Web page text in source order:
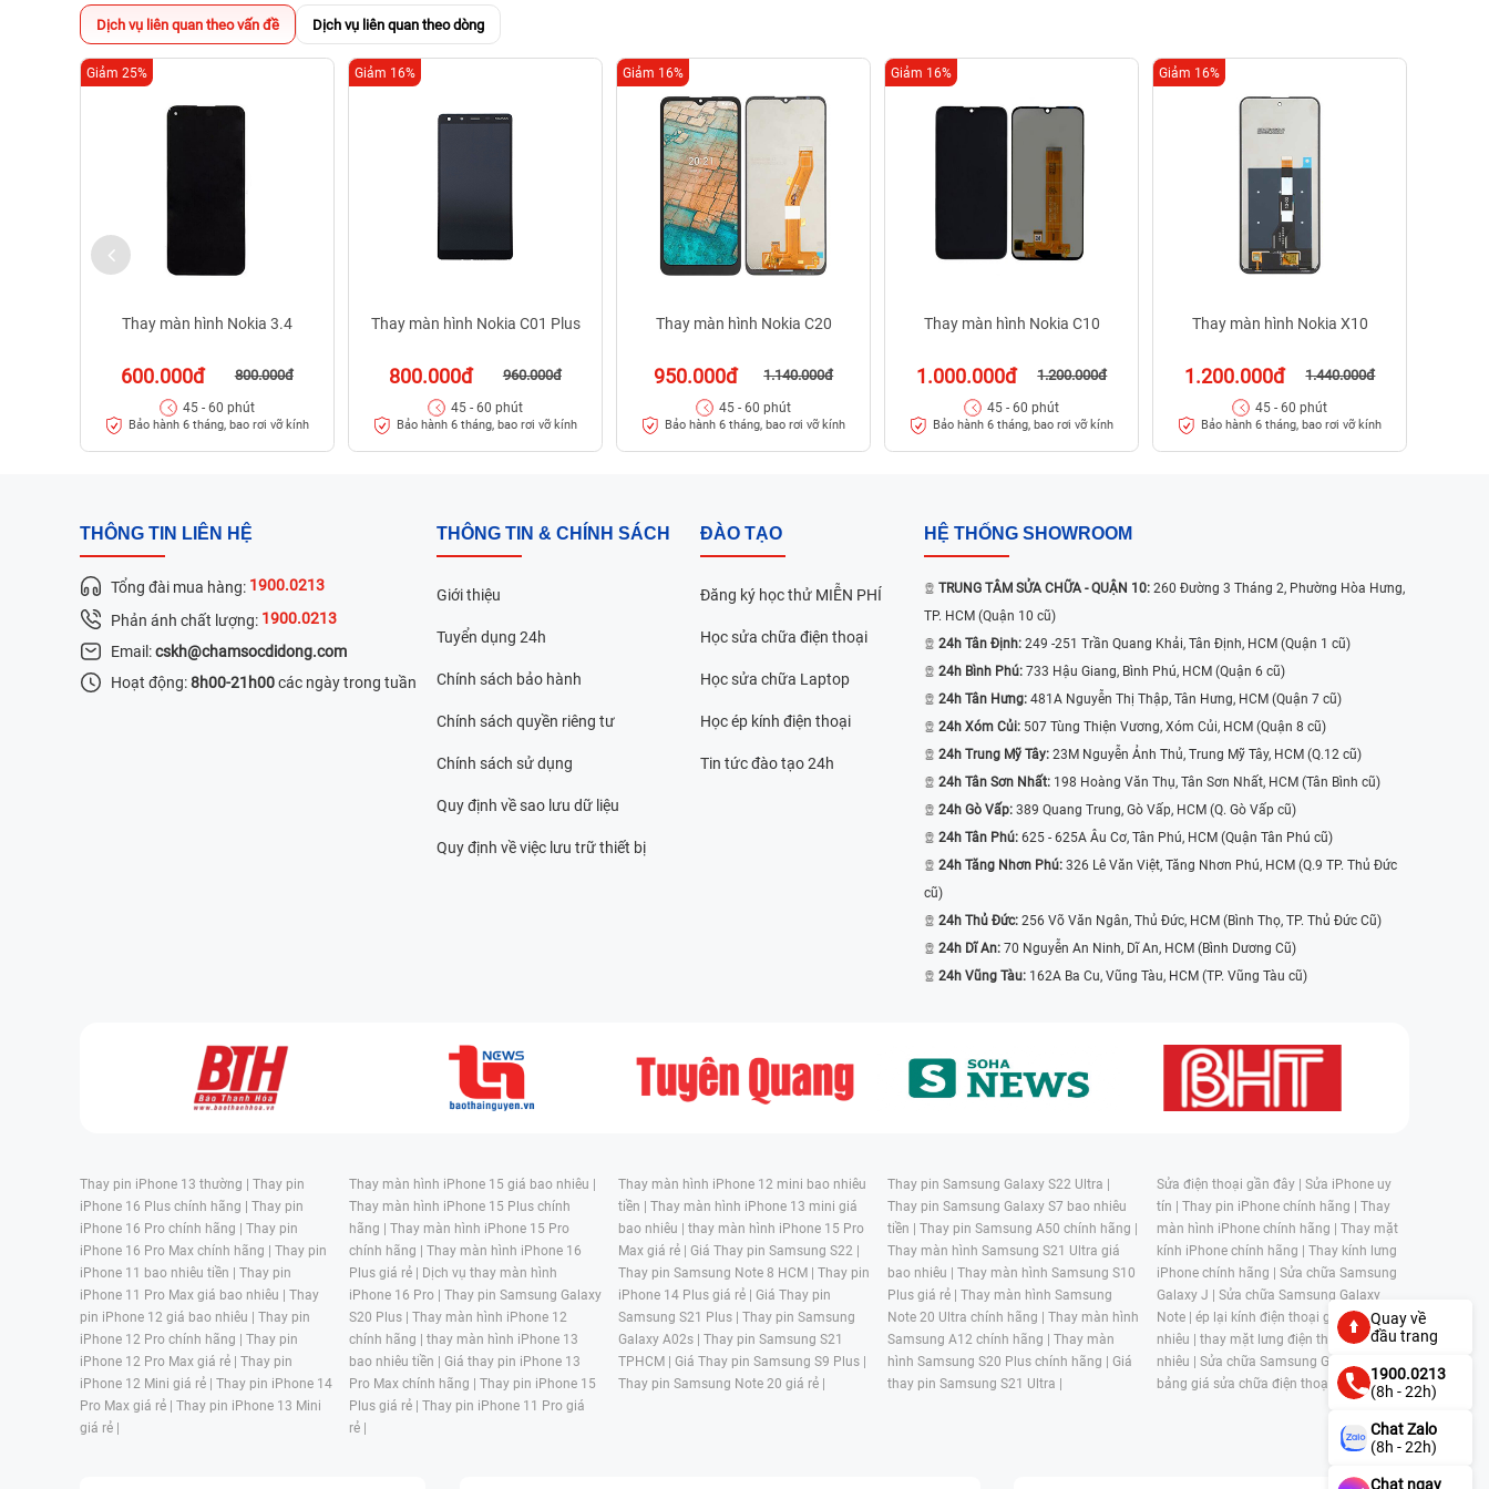
Dịch vụ liên quan theo vấn đề Dịch vụ liên quan theo dòng
Thay màn hình Nokia 3.4
600.000đ 800.000đ
Giảm 25%
45 - 60 phút
Bảo hành 6 tháng, bao rơi vỡ kính
Thay màn hình Nokia C01 Plus
800.000đ 960.000đ
Giảm 16%
45 - 60 phút
Bảo hành 6 tháng, bao rơi vỡ kính
Thay màn hình Nokia C20
950.000đ 1.140.000đ
Giảm 16%
45 - 60 phút
Bảo hành 6 tháng, bao rơi vỡ kính
Thay màn hình Nokia C10
1.000.000đ 1.200.000đ
Giảm 16%
45 - 60 phút
Bảo hành 6 tháng, bao rơi vỡ kính
Thay màn hình Nokia X10
1.200.000đ 1.440.000đ
Giảm 16%
45 - 60 phút
Bảo hành 6 tháng, bao rơi vỡ kính
THÔNG TIN LIÊN HỆ
Tổng đài mua hàng: 1900.0213
Phản ánh chất lượng: 1900.0213
Email:cskh@chamsocdidong.com
Hoạt động:8h00-21h00các ngày trong tuần
THÔNG TIN & CHÍNH SÁCH
Giới thiệu
Tuyển dụng 24h
Chính sách bảo hành
Chính sách quyền riêng tư
Chính sách sử dụng
Quy định về sao lưu dữ liệu
Quy định về việc lưu trữ thiết bị
ĐÀO TẠO
Đăng ký học thử MIỄN PHÍ
Học sửa chữa điện thoại
Học sửa chữa Laptop
Học ép kính điện thoại
Tin tức đào tạo 24h
HỆ THỐNG SHOWROOM
TRUNG TÂM SỬA CHỮA - QUẬN 10: 260 Đường 3 Tháng 2, Phường Hòa Hưng,
TP. HCM (Quận 10 cũ)
24h Tân Định: 249 -251 Trần Quang Khải, Tân Định, HCM (Quận 1 cũ)
24h Bình Phú: 733 Hậu Giang, Bình Phú, HCM (Quận 6 cũ)
24h Tân Hưng: 481A Nguyễn Thị Thập, Tân Hưng, HCM (Quận 7 cũ)
24h Xóm Củi: 507 Tùng Thiện Vương, Xóm Củi, HCM (Quận 8 cũ)
24h Trung Mỹ Tây: 23M Nguyễn Ảnh Thủ, Trung Mỹ Tây, HCM (Q.12 cũ)
24h Tân Sơn Nhất: 198 Hoàng Văn Thụ, Tân Sơn Nhất, HCM (Tân Bình cũ)
24h Gò Vấp: 389 Quang Trung, Gò Vấp, HCM (Q. Gò Vấp cũ)
24h Tân Phú: 625 - 625A Âu Cơ, Tân Phú, HCM (Quận Tân Phú cũ)
24h Tăng Nhơn Phú: 326 Lê Văn Việt, Tăng Nhơn Phú, HCM (Q.9 TP. Thủ Đức
cũ)
24h Thủ Đức: 256 Võ Văn Ngân, Thủ Đức, HCM (Bình Thọ, TP. Thủ Đức Cũ)
24h Dĩ An: 70 Nguyễn An Ninh, Dĩ An, HCM (Bình Dương Cũ)
24h Vũng Tàu: 162A Ba Cu, Vũng Tàu, HCM (TP. Vũng Tàu cũ)
Thay pin iPhone 13 thường | Thay pin
iPhone 16 Plus chính hãng | Thay pin
iPhone 16 Pro chính hãng | Thay pin
iPhone 16 Pro Max chính hãng | Thay pin
iPhone 11 bao nhiêu tiền | Thay pin
iPhone 11 Pro Max giá bao nhiêu | Thay
pin iPhone 12 giá bao nhiêu | Thay pin
iPhone 12 Pro chính hãng | Thay pin
iPhone 12 Pro Max giá rẻ | Thay pin
iPhone 12 Mini giá rẻ | Thay pin iPhone 14
Pro Max giá rẻ | Thay pin iPhone 13 Mini
giá rẻ |
Thay màn hình iPhone 15 giá bao nhiêu |
Thay màn hình iPhone 15 Plus chính
hãng | Thay màn hình iPhone 15 Pro
chính hãng | Thay màn hình iPhone 16
Plus giá rẻ | Dịch vụ thay màn hình
iPhone 16 Pro | Thay pin Samsung Galaxy
S20 Plus | Thay màn hình iPhone 12
chính hãng | thay màn hình iPhone 13
bao nhiêu tiền | Giá thay pin iPhone 13
Pro Max chính hãng | Thay pin iPhone 15
Plus giá rẻ | Thay pin iPhone 11 Pro giá
rẻ |
Thay màn hình iPhone 12 mini bao nhiêu
tiền | Thay màn hình iPhone 13 mini giá
bao nhiêu | thay màn hình iPhone 15 Pro
Max giá rẻ | Giá Thay pin Samsung S22 |
Thay pin Samsung Note 8 HCM | Thay pin
iPhone 14 Plus giá rẻ | Giá Thay pin
Samsung S21 Plus | Thay pin Samsung
Galaxy A02s | Thay pin Samsung S21
TPHCM | Giá Thay pin Samsung S9 Plus |
Thay pin Samsung Note 20 giá rẻ |
Thay pin Samsung Galaxy S22 Ultra |
Thay pin Samsung Galaxy S7 bao nhiêu
tiền | Thay pin Samsung A50 chính hãng |
Thay màn hình Samsung S21 Ultra giá
bao nhiêu | Thay màn hình Samsung S10
Plus giá rẻ | Thay màn hình Samsung
Note 20 Ultra chính hãng | Thay màn hình
Samsung A12 chính hãng | Thay màn
hình Samsung S20 Plus chính hãng | Giá
thay pin Samsung S21 Ultra |
Sửa điện thoại gần đây | Sửa iPhone uy
tín | Thay pin iPhone chính hãng | Thay
màn hình iPhone chính hãng | Thay mặt
kính iPhone chính hãng | Thay kính lưng
iPhone chính hãng | Sửa chữa Samsung
Galaxy J | Sửa chữa Samsung Galaxy
Note | ép lại kính điện thoại giá bao
nhiêu | thay mặt lưng điện thoại giá bao
nhiêu | Sửa chữa Samsung Galaxy S |
bảng giá sửa chữa điện thoại samsung |
Quay về
đầu trang
1900.0213
(8h - 22h)
Chat Zalo
(8h - 22h)
Chat ngay